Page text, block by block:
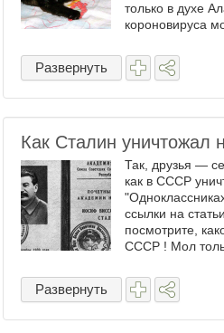
только в духе
короновируса
телевизору за
очередной гуру.
Развернуть
Как Сталин уничтожал
Так, друзья —
как в СССР
ссылки на
посмотрите,
СССР ! Мол
советской
вообще чуть всю
Развернуть